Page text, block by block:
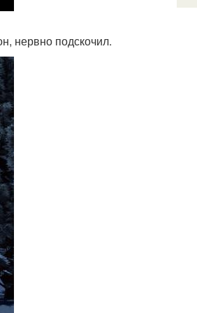
нервно подскочил.